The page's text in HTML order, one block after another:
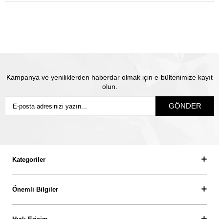
Kampanya ve yeniliklerden haberdar olmak için e-bültenimize kayıt
olun.
GÖNDER
Kategoriler
Önemli Bilgiler